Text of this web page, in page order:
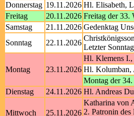
Donnerstag 19.11.2026 Hl. Elisabeth,
Freitag
20.11.2026 Freitag der 33.
Samstag
21.11.2026 Gedenktag
Sonntag
22.11.2026
Letzter
Montag 23.11.2026
Hl. Klemens I.,
Hl. Kolumban,
Montag der 34.
Dienstag
24.11.2026 Hl. Andreas
Mittwoch 25.11.2026
Katharina von
2. Patronin